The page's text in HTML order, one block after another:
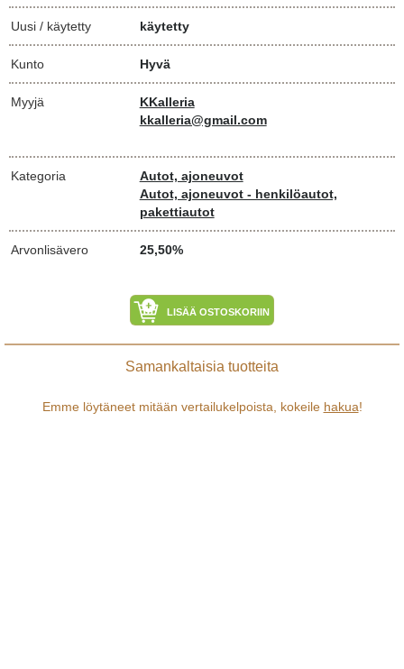
Uusi / käytetty käytetty
Kunto Hyvä
Myyjä
KKalleria
kkalleria@gmail.com
Kategoria
Autot, ajoneuvot
Autot, ajoneuvot - henkilöautot,
pakettiautot
Arvonlisävero 25,50%
LISÄÄ OSTOSKORIIN
Samankaltaisia tuotteita
Emme löytäneet mitään vertailukelpoista, kokeile hakua!